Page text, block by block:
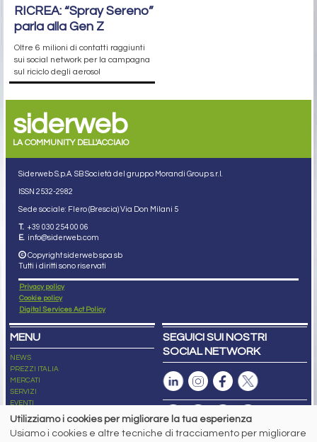
RICREA: “Spray Sereno”
parla alla Gen Z
Oltre 6 milioni di contatti raggiunti
sui social network per la campagna
sul riciclo degli aerosol
siderweb
LA COMMUNITY DELL'ACCIAIO
Siderweb S.p.A. SB Società del gruppo Morandi Group s.r.l.
ISSN 2532-2982
Sede sociale: Flero (Brescia) Via Don Milani 5
T. +39 030 254 00 06
E. info@siderweb.com
Copyright siderweb spa sb
Tutti i diritti sono riservati
Privacy policy
Cookie policy
Digital Services Act Policy
MENU
NEWS
PREZZI ITALIA
MERCATI
SERVIZI
EVENTI
ABBONAMENTI
NEWSLETTER
SEGUICI SUI NOSTRI
SOCIAL NETWORK
Utilizziamo i cookies per migliorare la tua esperienza
Usiamo i cookies e altre tecniche di tracciamento per migliorare